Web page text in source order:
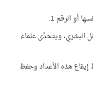
أو الرقم 1.
البشري، ويتحدَّى علماء
للرقم 6 في ضبط إيقاع هذه الأعداد وحفظ